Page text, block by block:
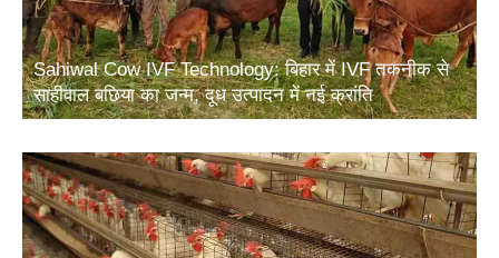
Sahiwal Cow IVF Technology: बिहार में IVF तकनीक से
साहीवाल बछिया का जन्म, दूध उत्पादन में नई क्रांति